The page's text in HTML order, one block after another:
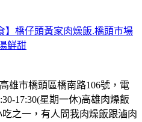
】橋仔頭黃家肉燥飯.橋頭市場
鮮甜
雄市橋頭區橋南路106號，電
17:30(星期一休)高雄肉燥飯
之一，有人問我肉燥飯跟滷肉